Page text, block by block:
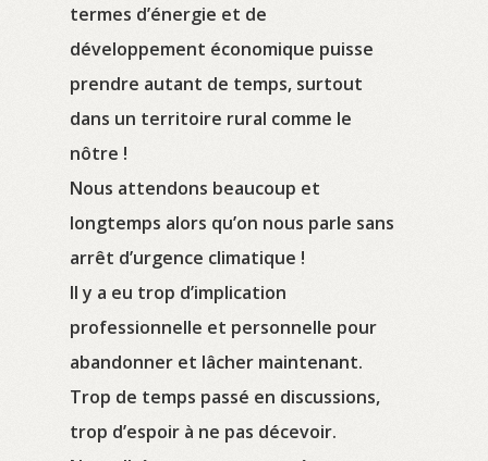
termes d’énergie et de
développement économique puisse
prendre autant de temps, surtout
dans un territoire rural comme le
nôtre !
Nous attendons beaucoup et
longtemps alors qu’on nous parle sans
arrêt d’urgence climatique !
Il y a eu trop d’implication
professionnelle et personnelle pour
abandonner et lâcher maintenant.
Trop de temps passé en discussions,
trop d’espoir à ne pas décevoir.